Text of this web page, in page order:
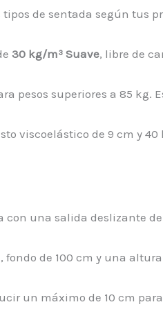
de sentada según tus
30 kg/m³ Suave, libre de
pesos superiores a 85
viscoelástico de 9 cm y
con una salida deslizante de
fondo de 100 cm y una
un máximo de 10 cm